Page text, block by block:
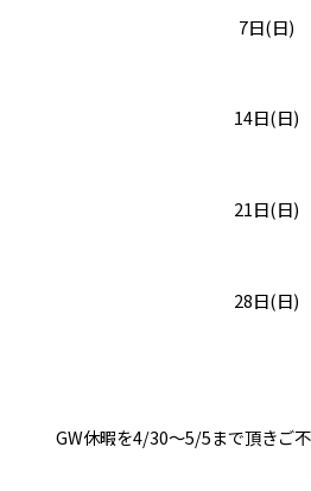
7日(日)
14日(日)
21日(日)
28日(日)
GW休暇を4/30～5/5まで頂きご